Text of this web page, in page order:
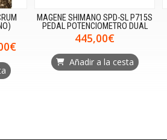
MAGENE SHIMANO SPD-SL P715S
PEDAL POTENCIOMETRO DUAL
445,00€
Añadir a la cesta